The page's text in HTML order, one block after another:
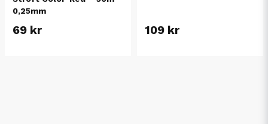
0,25mm
69 kr 109 kr